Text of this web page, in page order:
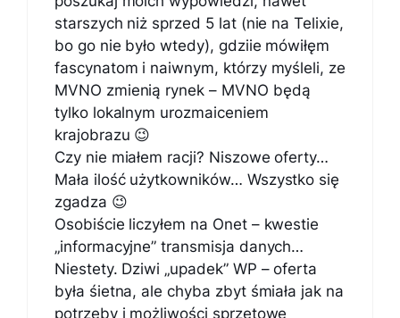
starszych niż sprzed 5 lat (nie na Telixie,
bo go nie było wtedy), gdziie mówiłęm
fascynatom i naiwnym, którzy myśleli, ze
MVNO zmienią rynek – MVNO będą
tylko lokalnym urozmaiceniem
krajobrazu 😉
Czy nie miałem racji? Niszowe oferty…
Mała ilość użytkowników… Wszystko się
zgadza 😉
Osobiście liczyłem na Onet – kwestie
„informacyjne” transmisja danych…
Niestety. Dziwi „upadek” WP – oferta
była śietna, ale chyba zbyt śmiała jak na
potrzeby i możliwości sprzętowe